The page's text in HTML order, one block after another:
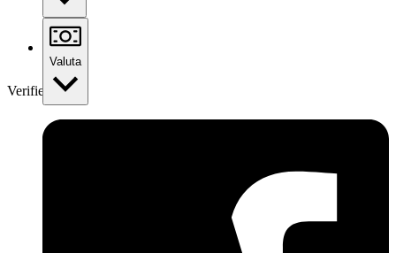
Verifierad
Valuta